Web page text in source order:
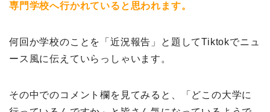
専門学校へ行かれていると思われます。
何回か学校のことを「近況報告」と題してTiktokでニュ
ース風に伝えていらっしゃいます。
その中でのコメント欄を見てみると、「どこの大学に